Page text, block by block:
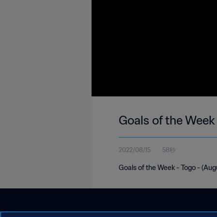
Goals of the
2022/08/15 58秒
Goals of the Week - Togo -